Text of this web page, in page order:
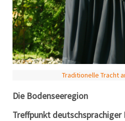
Traditionelle Tracht
Die Bodenseeregion
Treffpunkt deutschsprachiger